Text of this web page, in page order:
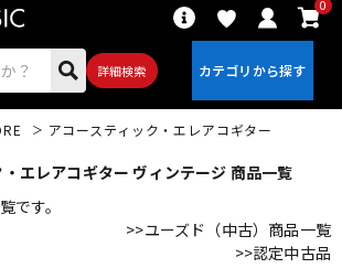
詳細検索
0
アコギ/エレアコ
アコースティック・エレアコギター
エレアコギター ヴィンテージ 商品一覧
です。
>>ユーズド（中古）商品一覧
>>認定中古品